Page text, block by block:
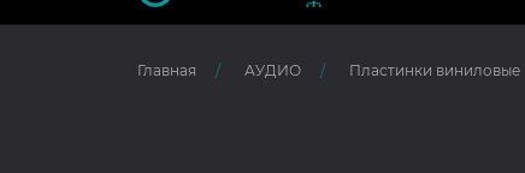
Главная АУДИО Пластинки виниловые